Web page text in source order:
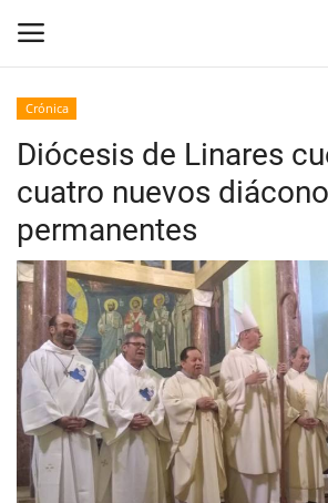
Inicio
Crónica
Policial
Tribunales
Deporte
Política
Espectáculos
Crónica
Diócesis de Linares
cuatro nuevos
permanentes